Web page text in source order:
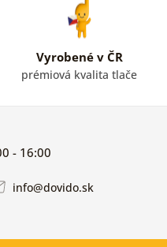
Vyrobené v ČR
prémiová kvalita tlače
- 16:00
info@dovido.sk